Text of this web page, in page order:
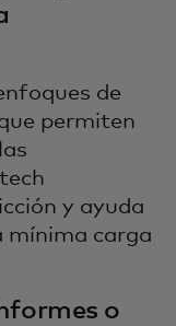
de
permiten
y ayuda
mínima carga
o